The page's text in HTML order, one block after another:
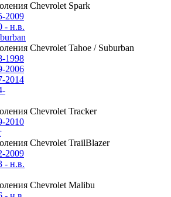
Chevrolet Spark
2009
- н.в.
Chevrolet Tahoe / Suburban
1998
2006
2014
Chevrolet Tracker
2010
Chevrolet TrailBlazer
2009
- н.в.
Chevrolet Malibu